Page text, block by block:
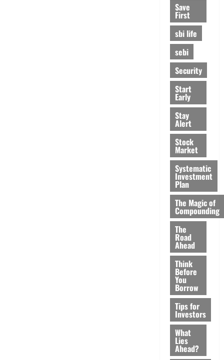
Save
First
sbi life
sebi
Security
Start
Early
Stay
Alert
Stock
Market
Systematic
Investment
Plan
The Magic of
Compounding
The
Road
Ahead
Think
Before
You
Borrow
Tips for
Investors
What
Lies
Ahead?